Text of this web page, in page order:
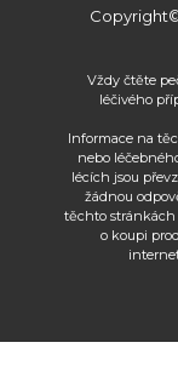
Vždy čtěte
léčivého
Informace na
nebo
lécích jsou
žádnou
těchto stránkách
o koupi